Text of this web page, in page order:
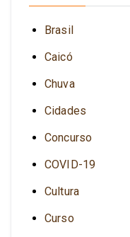
Brasil
Caicó
Chuva
Cidades
Concurso
COVID-19
Cultura
Curso